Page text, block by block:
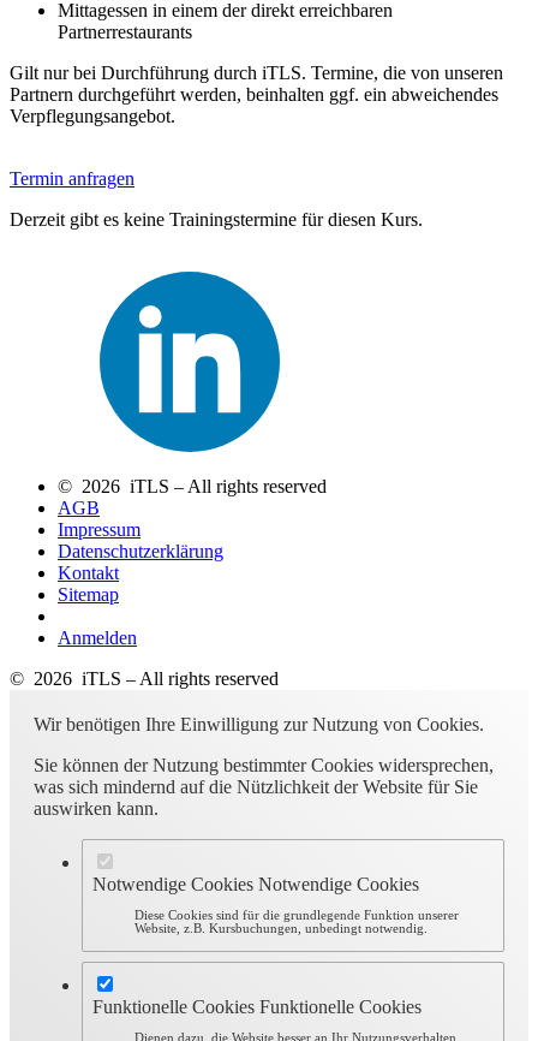
Mittagessen in einem der direkt erreichbaren
Partnerrestaurants
Gilt nur bei Durchführung durch iTLS. Termine, die von unseren
Partnern durchgeführt werden, beinhalten ggf. ein abweichendes
Verpflegungsangebot.
Termin anfragen
Derzeit gibt es keine Trainingstermine für diesen Kurs.
© 2026 iTLS – All rights reserved
AGB
Impressum
Datenschutzerklärung
Kontakt
Sitemap
Anmelden
© 2026 iTLS – All rights reserved
Wir benötigen Ihre Einwilligung zur Nutzung von Cookies.
Sie können der Nutzung bestimmter Cookies widersprechen,
was sich mindernd auf die Nützlichkeit der Website für Sie
auswirken kann.
Notwendige Cookies Notwendige Cookies
Diese Cookies sind für die grundlegende Funktion unserer
Website, z.B. Kursbuchungen, unbedingt notwendig.
Funktionelle Cookies Funktionelle Cookies
Dienen dazu, die Website besser an Ihr Nutzungsverhalten